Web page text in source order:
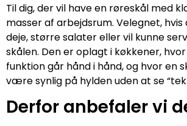
Til dig, der vil have en røreskål med
masser af arbejdsrum. Velegnet,
deje, større salater eller vil kunne
skålen. Den er oplagt i køkkener,
funktion går hånd i hånd, og hvor en
være synlig på hylden uden at se
Derfor anbefaler vi